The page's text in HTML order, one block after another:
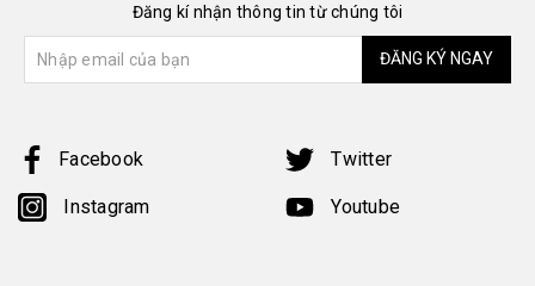
Đăng kí nhận thông tin từ chúng tôi
ĐĂNG KÝ NGAY
Facebook Twitter
Instagram Youtube